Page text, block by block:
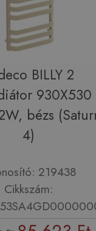
BILLY 2
930X530
bézs
4)
219438
Cikkszám: